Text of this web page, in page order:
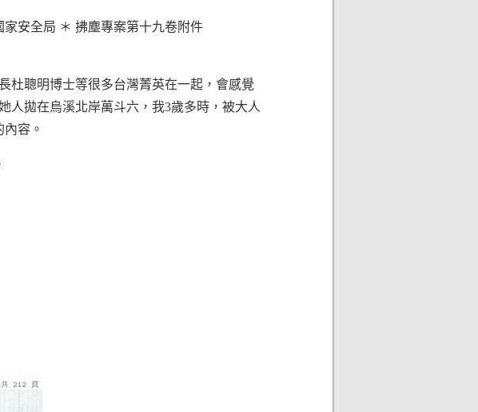
安全局 ＊ 拂塵專案第十九卷附件
杜聰明博士等很多台灣菁英在一起，會感覺
人拋在烏溪北岸萬斗六，我3歲多時，被大人
容。